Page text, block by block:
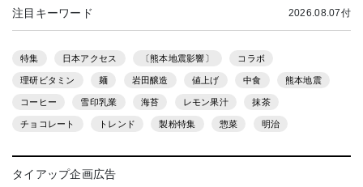
注目キーワード 2026.08.07付
特集 日本アクセス 〔熊本地震影響〕 コラボ
理研ビタミン 麺 岩田醸造 値上げ 中食 熊本地震
コーヒー 雪印乳業 海苔 レモン果汁 抹茶
チョコレート トレンド 製粉特集 惣菜 明治
タイアップ企画広告